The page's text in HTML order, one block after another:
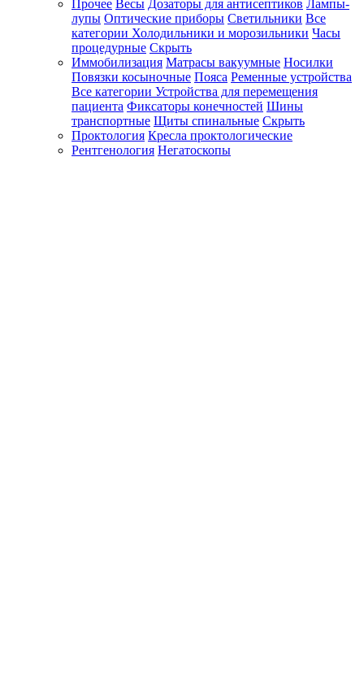
Прочее Весы Дозаторы для антисептиков Лампы-
лупы Оптические приборы Светильники Все
категории Холодильники и морозильники Часы
процедурные Скрыть
Иммобилизация Матрасы вакуумные Носилки
Повязки косыночные Пояса Ременные устройства
Все категории Устройства для перемещения
пациента Фиксаторы конечностей Шины
транспортные Щиты спинальные Скрыть
Проктология Кресла проктологические
Рентгенология Негатоскопы